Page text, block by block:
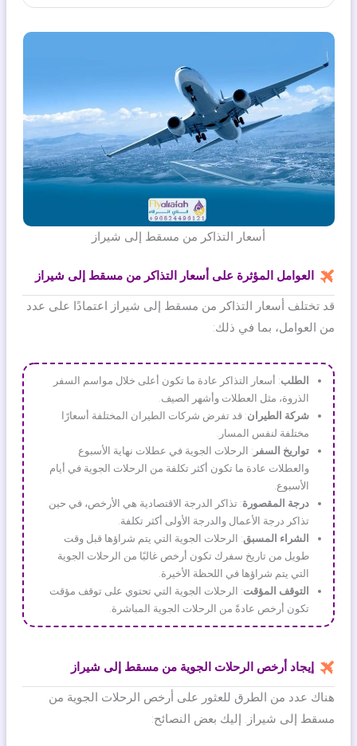
أسعار التذاكر من مسقط إلى شيراز
العوامل المؤثرة على أسعار التذاكر من مسقط إلى شيراز
قد تختلف أسعار التذاكر من مسقط إلى شيراز اعتمادًا على عدد
من العوامل، بما في ذلك:
الطلب: أسعار التذاكر عادة ما تكون أعلى خلال مواسم السفر
الذروة، مثل العطلات وأشهر الصيف.
شركة الطيران: قد تفرض شركات الطيران المختلفة أسعارًا
مختلفة لنفس المسار.
تواريخ السفر : الرحلات الجوية في عطلات نهاية الأسبوع
والعطلات عادة ما تكون أكثر تكلفة من الرحلات الجوية في أيام
الأسبوع.
درجة المقصورة: تذاكر الدرجة الاقتصادية هي الأرخص، في حين
تذاكر درجة الأعمال والدرجة الأولى أكثر تكلفة.
الشراء المسبق: الرحلات الجوية التي يتم شراؤها قبل وقت
طويل من تاريخ سفرك تكون أرخص غالبًا من الرحلات الجوية
التي يتم شراؤها في اللحظة الأخيرة.
التوقف المؤقت: الرحلات الجوية التي تحتوي على توقف مؤقت
تكون أرخص عادةً من الرحلات الجوية المباشرة.
إيجاد أرخص الرحلات الجوية من مسقط إلى شيراز
هناك عدد من الطرق للعثور على أرخص الرحلات الجوية من
مسقط إلى شيراز. إليك بعض النصائح: